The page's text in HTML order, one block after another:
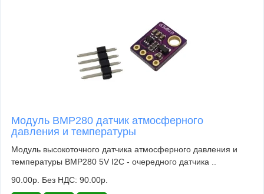
Модуль BMP280 датчик атмосферного
давления и температуры
Модуль высокоточного датчика атмосферного давления и
температуры BMP280 5V I2C - очередного датчика ..
90.00р. Без НДС: 90.00р.